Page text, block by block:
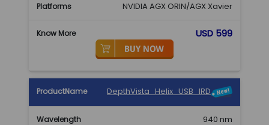
NVIDIA AGX ORIN/AGX Xavier
USD 599
DepthVista_Helix_USB_IRD
940 nm